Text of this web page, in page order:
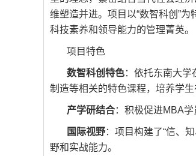
维塑造并进。项目以“数智科创”
科技素养和领导能力的管理菁英。
项目特色
数智科创特色：依托东南大学
制造等相关的特色课程，培养学
产学研结合：积极促进MBA
国际视野：项目构建了“信、
野和实战能力。